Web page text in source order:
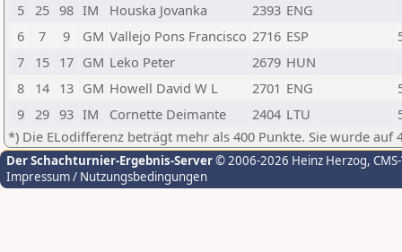
5
25 98 IM Houska Jovanka 2393 ENG
6
7 9 GM Vallejo Pons Francisco 2716 ESP
7
15 17 GM Leko Peter 2679 HUN
8
14 13 GM Howell David W L 2701 ENG
9
29 93 IM Cornette Deimante 2404 LTU
*) Die ELodifferenz beträgt mehr als 400 Punkte. Sie wurde auf
Der Schachturnier-Ergebnis-Server© 2006-2026 Heinz Herzog,
Impressum / Nutzungsbedingungen